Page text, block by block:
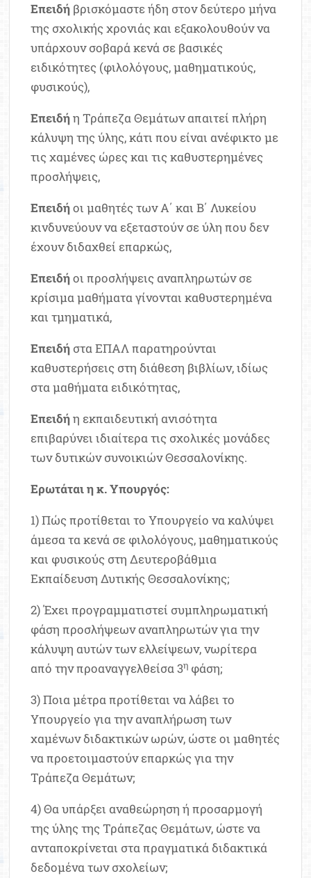
Επειδή βρισκόμαστε ήδη στον δεύτερο μήνα
της σχολικής χρονιάς και εξακολουθούν να
υπάρχουν σοβαρά κενά σε βασικές
ειδικότητες (φιλολόγους, μαθηματικούς,
φυσικούς),
Επειδήη Τράπεζα Θεμάτων απαιτεί πλήρη
κάλυψη της ύλης, κάτι που είναι ανέφικτο με
τις χαμένες ώρες και τις καθυστερημένες
προσλήψεις,
Επειδήοι μαθητές των Α΄ και Β΄ Λυκείου
κινδυνεύουν να εξεταστούν σε ύλη που δεν
έχουν διδαχθεί επαρκώς,
Επειδήοι προσλήψεις αναπληρωτών σε
κρίσιμα μαθήματα γίνονται καθυστερημένα
και τμηματικά,
Επειδή στα ΕΠΑΛ παρατηρούνται
καθυστερήσεις στη διάθεση βιβλίων, ιδίως
στα μαθήματα ειδικότητας,
Επειδήη εκπαιδευτική ανισότητα
επιβαρύνει ιδιαίτερα τις σχολικές μονάδες
των δυτικών συνοικιών Θεσσαλονίκης.
Ερωτάται η κ. Υπουργός:
1) Πώς προτίθεται το Υπουργείο να καλύψει
άμεσα τα κενά σε φιλολόγους, μαθηματικούς
και φυσικούς στη Δευτεροβάθμια
Εκπαίδευση Δυτικής Θεσσαλονίκης;
2) Έχει προγραμματιστεί συμπληρωματική
φάση προσλήψεων αναπληρωτών για την
κάλυψη αυτών των ελλείψεων, νωρίτερα
από την προαναγγελθείσα 3η φάση;
3) Ποια μέτρα προτίθεται να λάβει το
Υπουργείο για την αναπλήρωση των
χαμένων διδακτικών ωρών, ώστε οι μαθητές
να προετοιμαστούν επαρκώς για την
Τράπεζα Θεμάτων;
4) Θα υπάρξει αναθεώρηση ή προσαρμογή
της ύλης της Τράπεζας Θεμάτων, ώστε να
ανταποκρίνεται στα πραγματικά διδακτικά
δεδομένα των σχολείων;